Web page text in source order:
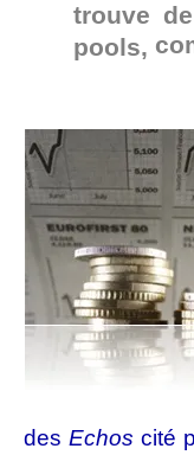
trouve
pools,
desEchos cité